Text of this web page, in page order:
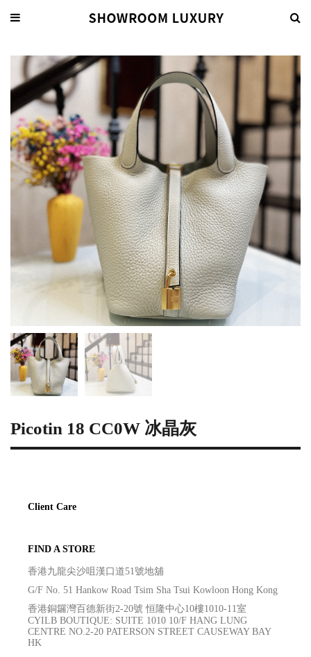
Picotin 18 CC0W 冰晶灰
Client Care
FIND A STORE
香港九龍尖沙咀漢口道51號地舖
G/F No. 51 Hankow Road Tsim Sha Tsui Kowloon Hong Kong
香港銅鑼灣百德新街2-20號 恒隆中心10樓1010-11室
CYILB BOUTIQUE: SUITE 1010 10/F HANG LUNG
CENTRE NO.2-20 PATERSON STREET CAUSEWAY BAY
HK
關于我們
EN